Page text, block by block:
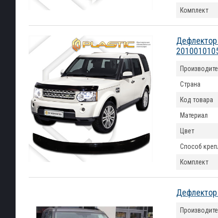
Комплект
Страна
Код товара
Материал
Цвет
Способ
Комплект
Дефлектор